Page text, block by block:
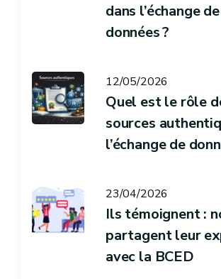
dans l’échange de
données ?
12/05/2026
Quel est le rôle
sources
l’échange de
23/04/2026
Ils témoignent :
partagent leur
avec la BCED